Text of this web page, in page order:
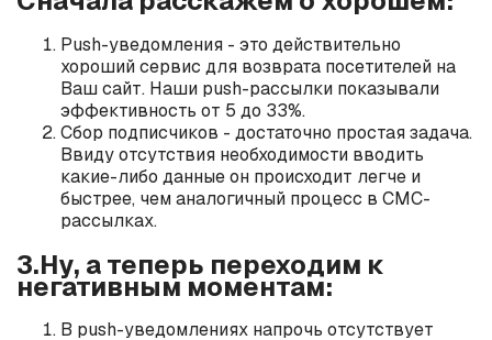
Push-уведомления - это действительно
хороший сервис для возврата посетителей на
Ваш сайт. Наши push-рассылки показывали
эффективность от 5 до 33%.
Сбор подписчиков - достаточно простая задача.
Ввиду отсутствия необходимости вводить
какие-либо данные он происходит легче и
быстрее, чем аналогичный процесс в СМС-
рассылках.
3.Ну, а теперь переходим к
негативным моментам:
В push-уведомлениях напрочь отсутствует